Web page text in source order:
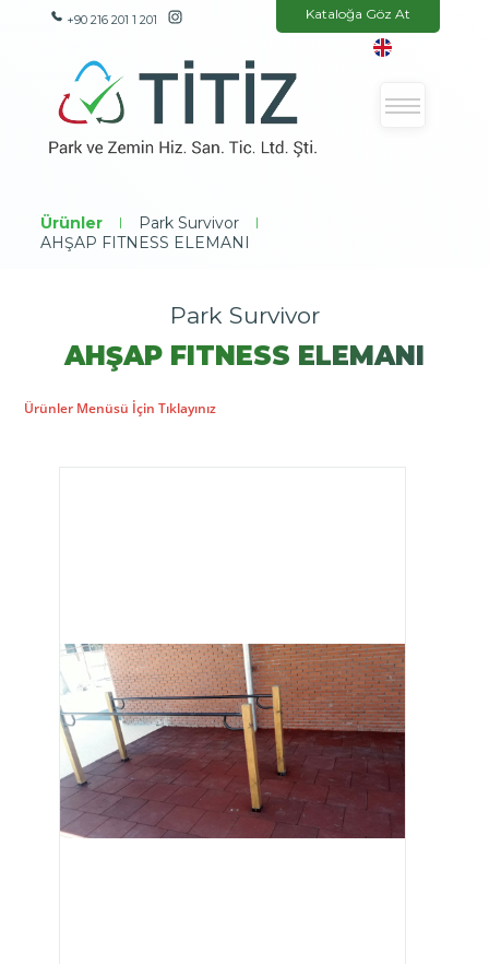
+90 216 201 1 201 Kataloğa Göz At
Ürünler | Park Survivor |
AHŞAP FITNESS ELEMANI
Park Survivor
AHŞAP FITNESS ELEMANI
Ürünler Menüsü İçin Tıklayınız